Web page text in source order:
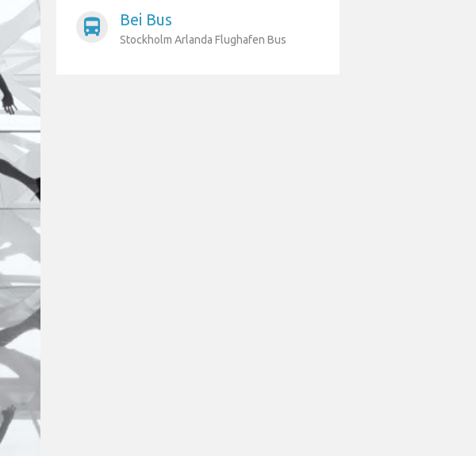
directions_bus Bei Bus
Stockholm Arlanda Flughafen Bus